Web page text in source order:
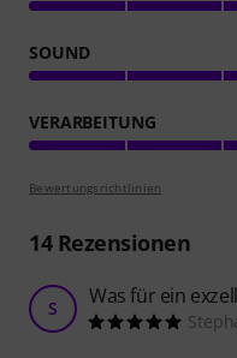
SOUND
VERARBEITUNG
Bewertungsrichtlinien
14Rezensionen
S Was für ein